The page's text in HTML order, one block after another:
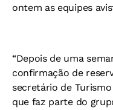
ontem as equipes
“Depois de uma
confirmação de
secretário de
que faz parte do